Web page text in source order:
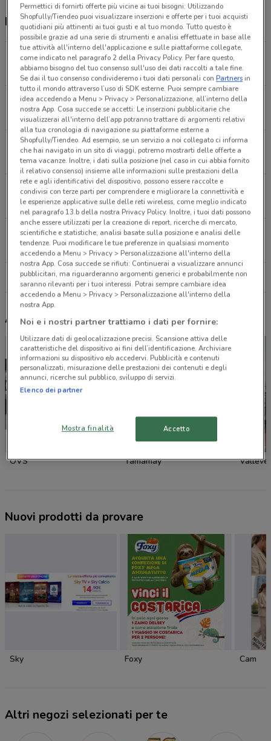
Negozi Freddy a Alcamo
Via Garibaldi, 42 Alcamo
684 m
Galleria Verci, 5 Alcamo
4.2 km
Via G.B. Fardella, 306 Partinico
16 km
Via Del Legno Ang. Martogna, 3 Borgetto
17.3 km
Via Canepa, 5 Palermo
24.2 km
Tutti i negozi Freddy
Altri volantini nelle vicinanze
OVS Yamamay
Nuovi prodotti da provare
Sky Foxy Cam
Altri negozi selezionati per te
Permettici di fornirti offerte più vicine ai tuoi bisogni: Utilizzando
Shopfully/Tiendeo puoi visualizzare inserzioni e offerte per i tuoi acquisti
quotidiani più attinenti ai tuoi gusti e al tuo mondo. Tutto questo è
possibile grazie ad una serie di strumenti e analisi effettuate in base alle
tue attività all'interno dell'applicazione e sulle piattaforme collegate,
come indicato nel paragrafo 2 della Privacy Policy. Per fare questo,
abbiamo bisogno del tuo consenso sull'uso dei dati raccolti a tale fine.
Se dai il tuo consenso condivideremo i tuoi dati personali conPartnersin
tutto il mondo attraverso l’uso di SDK esterne. Puoi sempre cambiare
idea accedendo a Menu > Privacy > Personalizzazione, all’interno della
nostra App. Cosa succede se accetti: Le inserzioni pubblicitarie che
visualizzerai all'interno dell’app potranno trattare di argomenti relativi
alla tua cronologia di navigazione su piattaforme esterne a
Shopfully/Tiendeo. Ad esempio, se un servizio a noi collegato ci informa
che hai navigato in un sito di viaggi, potremo mostrarti delle offerte a
tema vacanze. Inoltre, i dati sulla posizione (nel caso in cui abbia fornito
il relativo consenso) insieme alle informazioni sulle prestazioni della
rete e agli identificativi del dispositivo, possono essere raccolte e
condivisi con terze parti per comprendere e migliorare la connettività e
le esperienze applicative sulle delle reti wireless, come meglio indicato
nel paragrafo 13.b della nostra Privacy Policy. Inoltre, i tuoi dati possono
anche essere utilizzati per la creazione di report, ricerche di mercato,
scientifiche e statistiche, analisi basate sulla posizione e analisi delle
tendenze. Puoi modificare le tue preferenze in qualsiasi momento
accedendo a Menu > Privacy > Personalizzazione all'interno della
nostra App. Cosa succede se rifiuti: Continuerai a visualizzare annunci
pubblicitari, ma riguarderanno argomenti generici e probabilmente non
saranno rilevanti per i tuoi interessi. Potrai sempre cambiare idea
accedendo a Menu > Privacy > Personalizzazione all'interno della
nostra App.
Noi e i nostri partner trattiamo i dati per fornire:
Utilizzare dati di geolocalizzazione precisi. Scansione attiva delle
caratteristiche del dispositivo ai fini dell’identificazione. Archiviare
informazioni su dispositivo e/o accedervi. Pubblicità e contenuti
personalizzati, misurazione delle prestazioni dei contenuti e degli
annunci, ricerche sul pubblico, sviluppo di servizi.
Elenco dei partner
Mostra finalità Accetto